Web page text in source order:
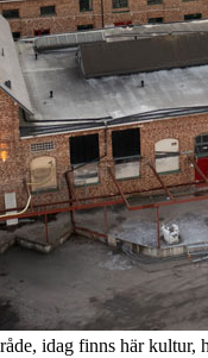
idag finns här